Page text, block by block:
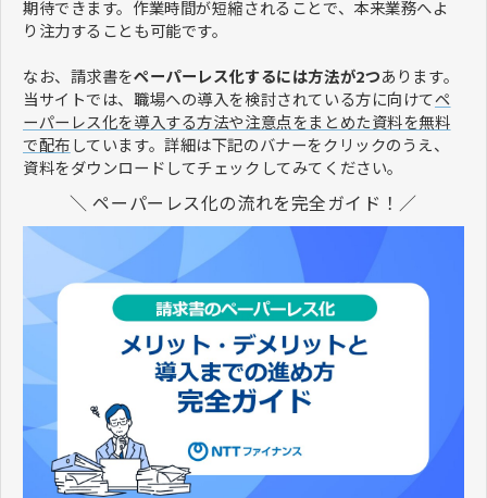
期待できます。作業時間が短縮されることで、本来業務へよ
り注力することも可能です。
なお、請求書をペーパーレス化するには方法が2つあります。
当サイトでは、職場への導入を検討されている方に向けてペ
ーパーレス化を導入する方法や注意点をまとめた資料を無料
で配布しています。詳細は下記のバナーをクリックのうえ、
資料をダウンロードしてチェックしてみてください。
＼ ペーパーレス化の流れを完全ガイド！／